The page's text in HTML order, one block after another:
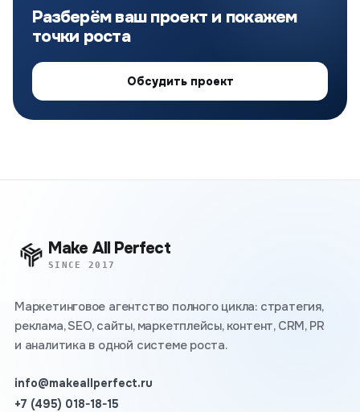
Разберём ваш проект и покажем
точки роста
Обсудить проект
Make All Perfect
SINCE 2017
Маркетинговое агентство полного цикла: стратегия,
реклама, SEO, сайты, маркетплейсы, контент, CRM, PR
и аналитика в одной системе роста.
info@makeallperfect.ru
+7 (495) 018-18-15